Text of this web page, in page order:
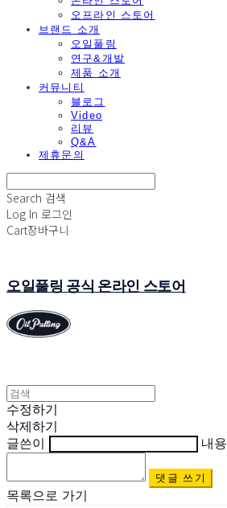
오프라인 스토어
브랜드 소개
오일풀링
연구&개발
제품 소개
커뮤니티
블로그
Video
리뷰
Q&A
제휴문의
Search 검색
Log In 로그인
Cart장바구니
오일풀링 공식 온라인 스토어
수정하기
삭제하기
글쓴이
내용
댓글 쓰기
목록으로 가기